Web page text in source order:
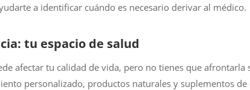
a identificar cuándo es necesario derivar al médico.
tu espacio de salud
afectar tu calidad de vida, pero no tienes que afrontarla
personalizado, productos naturales y suplementos de